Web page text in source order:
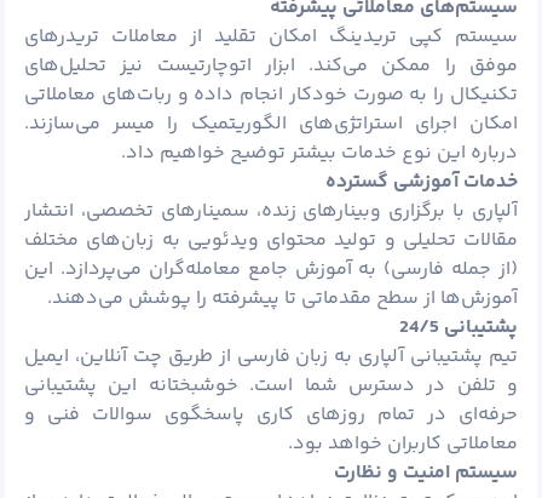
سیستم‌های معاملاتی پیشرفته
سیستم کپی تریدینگ امکان تقلید از معاملات تریدرهای
موفق را ممکن می‌کند. ابزار اتوچارتیست نیز تحلیل‌های
تکنیکال را به صورت خودکار انجام داده و ربات‌های معاملاتی
امکان اجرای استراتژی‌های الگوریتمیک را میسر می‌سازند.
درباره این نوع خدمات بیشتر توضیح خواهیم داد.
خدمات آموزشی گسترده
آلپاری با برگزاری وبینارهای زنده، سمینارهای تخصصی، انتشار
مقالات تحلیلی و تولید محتوای ویدئویی به زبان‌های مختلف
(از جمله فارسی) به آموزش جامع معامله‌گران می‌پردازد. این
آموزش‌ها از سطح مقدماتی تا پیشرفته را پوشش می‌دهند.
پشتیبانی 24/5
تیم پشتیبانی آلپاری به زبان فارسی از طریق چت آنلاین، ایمیل
و تلفن در دسترس شما است. خوشبختانه این پشتیبانی
حرفه‌ای در تمام روزهای کاری پاسخگوی سوالات فنی و
معاملاتی کاربران خواهد بود.
سیستم امنیت و نظارت